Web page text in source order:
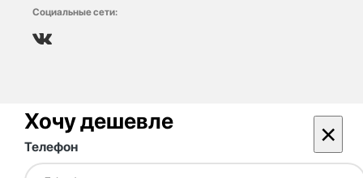
Социальные сети:
Хочу дешевле ×
Телефон